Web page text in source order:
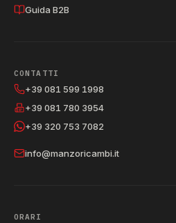
Guida B2B
CONTATTI
+39 081 599 1998
+39 081 780 3954
+39 320 753 7082
info@manzoricambi.it
ORARI